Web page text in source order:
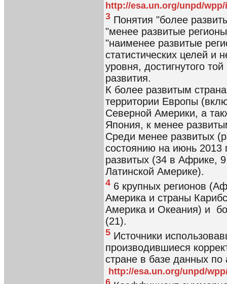
http://esa.un.org/unpd/
3 Понятия "более
"менее развитые
"наименее развитые
статистических целей и
уровня, достигнутого
развития.
К более развитым
территории Европы
Северной Америки, а
Япония, к менее
Среди менее развитых
состоянию на июнь 2013
развитых (34 в Африке,
Латинской Америке).
4 6 крупных регионов
Америка и страны
Америка и Океания) и
(21).
5 Источники
производившиеся
стране в базе данных по
http://esa.un.org/unpd/
6